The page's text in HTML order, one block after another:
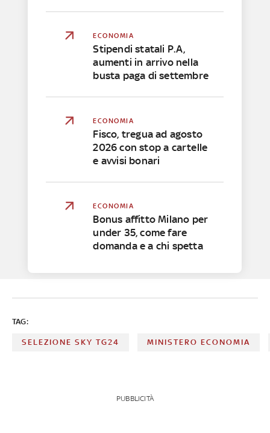
ECONOMIA
Stipendi statali P.A,
aumenti in arrivo nella
busta paga di settembre
ECONOMIA
Fisco, tregua ad agosto
2026 con stop a cartelle
e avvisi bonari
ECONOMIA
Bonus affitto Milano per
under 35, come fare
domanda e a chi spetta
TAG:
SELEZIONE SKY TG24 MINISTERO ECONOMIA
PUBBLICITÀ